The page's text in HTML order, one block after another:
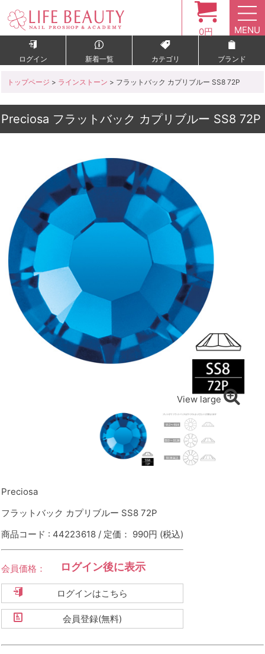
0円 MENU
ログイン 新着一覧 カテゴリ ブランド
トップページ > ラインストーン > フラットバック カプリブルー SS8 72P
Preciosa フラットバック カプリブルー SS8 72P
View large
Preciosa
フラットバック カプリブルー SS8 72P
商品コード : 44223618 / 定価： 990円 (税込)
会員価格： ログイン後に表示
ログインはこちら
会員登録(無料)